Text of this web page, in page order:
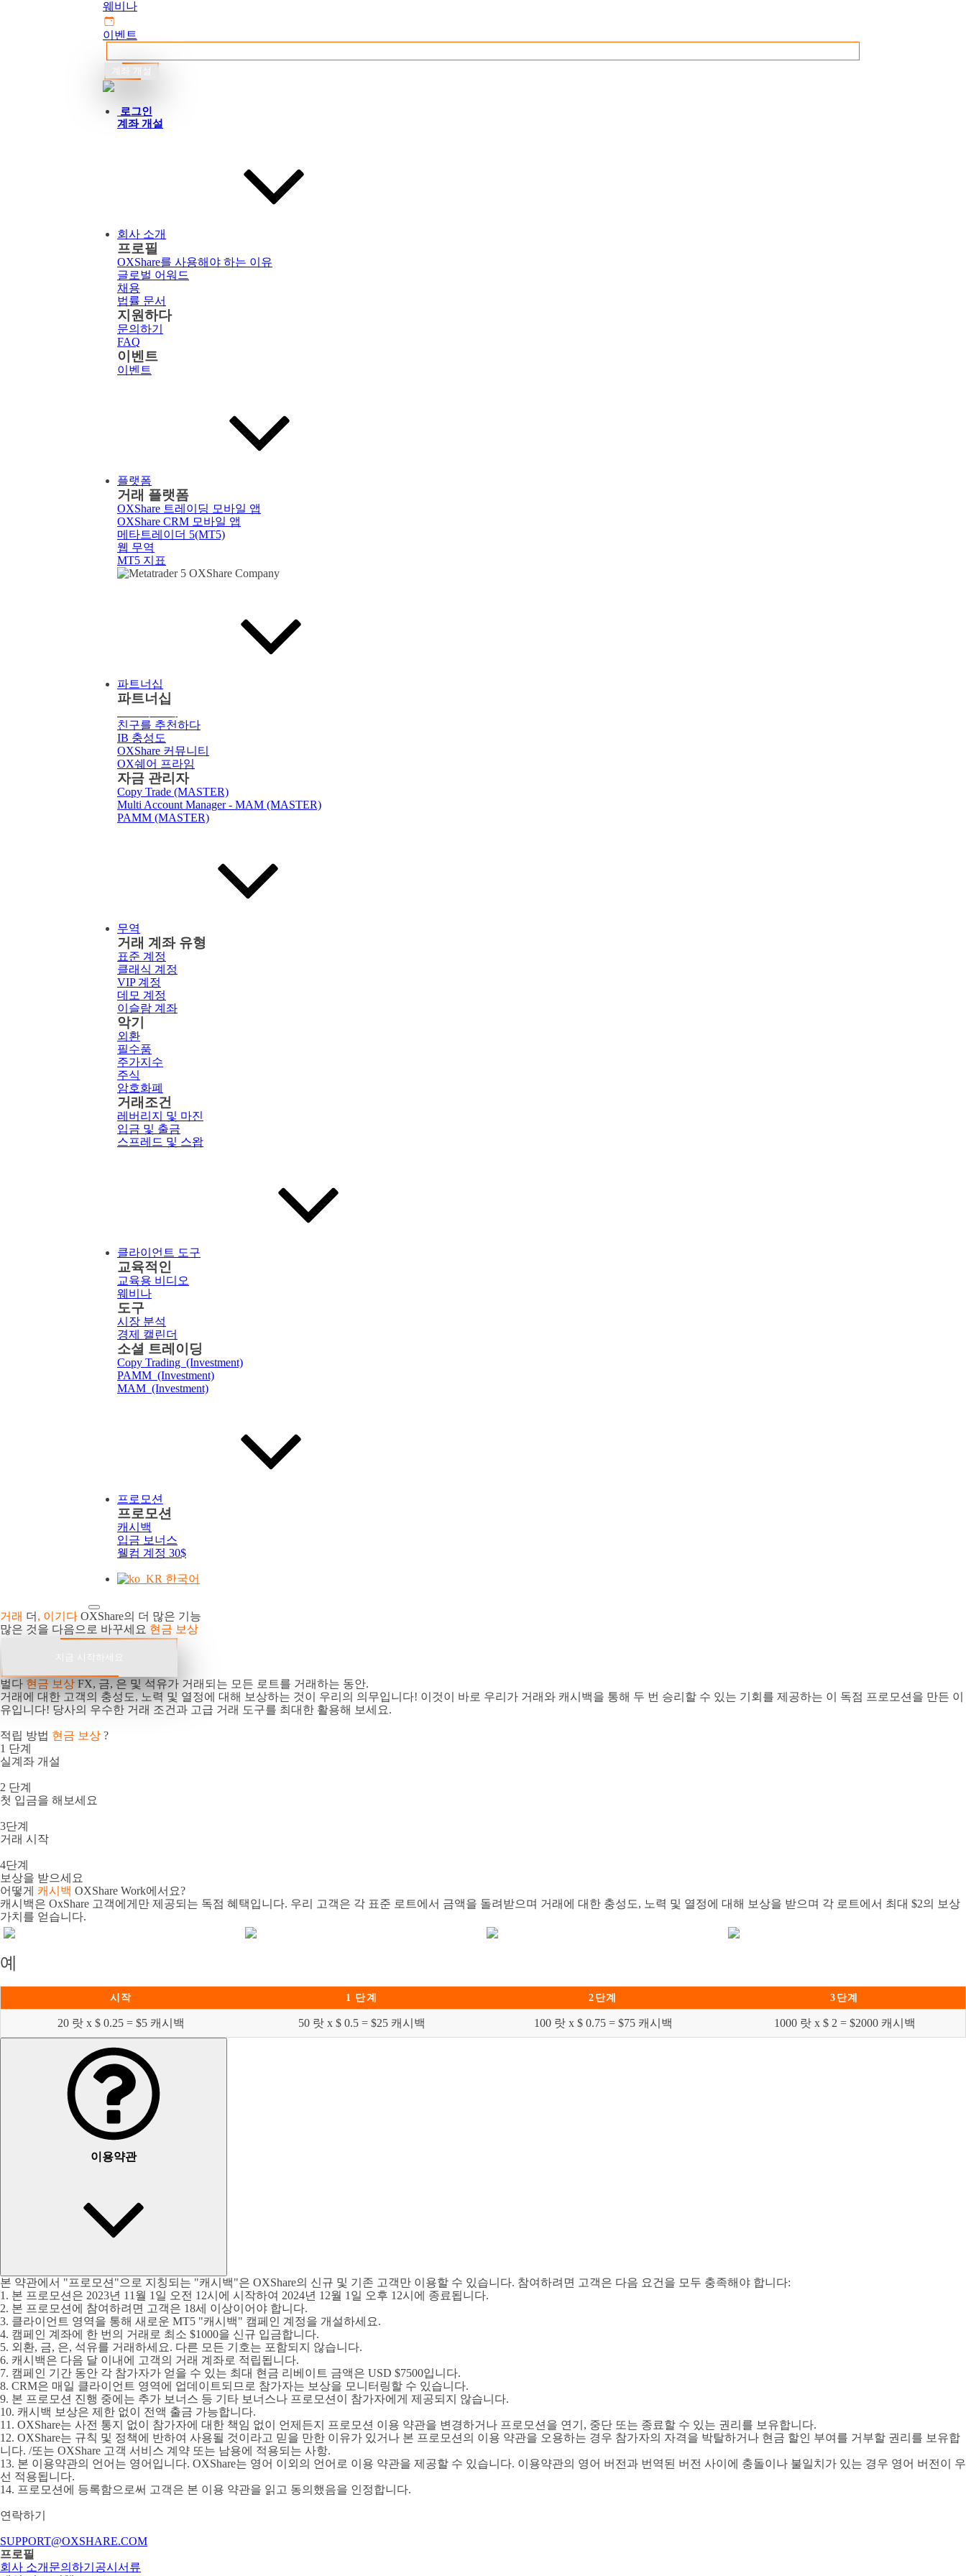
웨비나
이벤트
로그인
계좌 개설
회사 소개
프로필
OXShare를 사용해야 하는 이유
글로벌 어워드
채용
법률 문서
지원하다
문의하기
FAQ
이벤트
이벤트
플랫폼
거래 플랫폼
OXShare 트레이딩 모바일 앱
OXShare CRM 모바일 앱
메타트레이더 5(MT5)
웹 무역
MT5 지표
파트너십
파트너십
친구를 추천하다
IB 충성도
OXShare 커뮤니티
OX쉐어 프라임
자금 관리자
Copy Trade (MASTER)
Multi Account Manager - MAM (MASTER)
PAMM (MASTER)
무역
거래 계좌 유형
표준 계정
클래식 계정
VIP 계정
데모 계정
이슬람 계좌
악기
외환
필수품
주가지수
주식
암호화폐
거래조건
레버리지 및 마진
입금 및 출금
스프레드 및 스왑
클라이언트 도구
교육적인
교육용 비디오
웨비나
도구
시장 분석
경제 캘린더
소셜 트레이딩
Copy Trading (Investment)
PAMM (Investment)
MAM (Investment)
프로모션
프로모션
캐시백
입금 보너스
웰컴 계정 30$
한국어
거래 더 , 이기다 OXShare의 더 많은 기능
많은 것을 다음으로 바꾸세요 현금 보상
지금 시작하세요
벌다 현금 보상 FX, 금, 은 및 석유가 거래되는 모든 로트를 거래하는 동안.
거래에 대한 고객의 충성도, 노력 및 열정에 대해 보상하는 것이 우리의 의무입니다! 이것이 바로 우리가 거래와 캐시백을 통해 두 번 승리할 수 있는 기회를 제공하는 이 독점 프로모션을 만든 이
유입니다! 당사의 우수한 거래 조건과 고급 거래 도구를 최대한 활용해 보세요.
적립 방법 현금 보상 ?
1 단계
실계좌 개설
2 단계
첫 입금을 해보세요
3단계
거래 시작
4단계
보상을 받으세요
어떻게 캐시백 OXShare Work에서요?
캐시백은 OxShare 고객에게만 제공되는 독점 혜택입니다. 우리 고객은 각 표준 로트에서 금액을 돌려받으며 거래에 대한 충성도, 노력 및 열정에 대해 보상을 받으며 각 로트에서 최대 $2의 보상
가치를 얻습니다.
예
시작 1 단계 2단계 3단계
20 랏 x $ 0.25 = $5 캐시백 50 랏 x $ 0.5 = $25 캐시백 100 랏 x $ 0.75 = $75 캐시백 1000 랏 x $ 2 = $2000 캐시백
이용약관
본 약관에서 "프로모션"으로 지칭되는 "캐시백"은 OXShare의 신규 및 기존 고객만 이용할 수 있습니다. 참여하려면 고객은 다음 요건을 모두 충족해야 합니다:
1. 본 프로모션은 2023년 11월 1일 오전 12시에 시작하여 2024년 12월 1일 오후 12시에 종료됩니다.
2. 본 프로모션에 참여하려면 고객은 18세 이상이어야 합니다.
3. 클라이언트 영역을 통해 새로운 MT5 "캐시백" 캠페인 계정을 개설하세요.
4. 캠페인 계좌에 한 번의 거래로 최소 $1000을 신규 입금합니다.
5. 외환, 금, 은, 석유를 거래하세요. 다른 모든 기호는 포함되지 않습니다.
6. 캐시백은 다음 달 이내에 고객의 거래 계좌로 적립됩니다.
7. 캠페인 기간 동안 각 참가자가 얻을 수 있는 최대 현금 리베이트 금액은 USD $7500입니다.
8. CRM은 매일 클라이언트 영역에 업데이트되므로 참가자는 보상을 모니터링할 수 있습니다.
9. 본 프로모션 진행 중에는 추가 보너스 등 기타 보너스나 프로모션이 참가자에게 제공되지 않습니다.
10. 캐시백 보상은 제한 없이 전액 출금 가능합니다.
11. OXShare는 사전 통지 없이 참가자에 대한 책임 없이 언제든지 프로모션 이용 약관을 변경하거나 프로모션을 연기, 중단 또는 종료할 수 있는 권리를 보유합니다.
12. OXShare는 규칙 및 정책에 반하여 사용될 것이라고 믿을 만한 이유가 있거나 본 프로모션의 이용 약관을 오용하는 경우 참가자의 자격을 박탈하거나 현금 할인 부여를 거부할 권리를 보유합
니다. /또는 OXShare 고객 서비스 계약 또는 남용에 적용되는 사항.
13. 본 이용약관의 언어는 영어입니다. OXShare는 영어 이외의 언어로 이용 약관을 제공할 수 있습니다. 이용약관의 영어 버전과 번역된 버전 사이에 충돌이나 불일치가 있는 경우 영어 버전이 우
선 적용됩니다.
14. 프로모션에 등록함으로써 고객은 본 이용 약관을 읽고 동의했음을 인정합니다.
연락하기
SUPPORT@OXSHARE.COM
프로필
회사 소개 문의하기 공시서류